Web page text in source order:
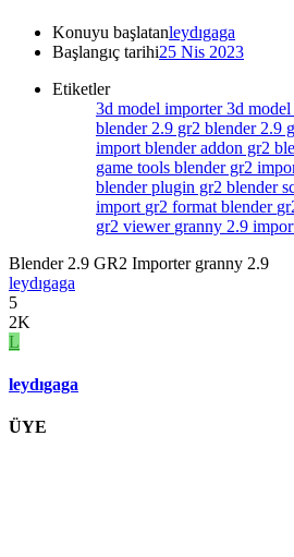
Konuyu başlatanleydıgaga
Başlangıç tarihi25 Nis 2023
Etiketler
3d model importer3d
blender 2.9 gr2 blender 2.9
import blender addon gr2
game tools blender gr2
blender plugin gr2 blender
import gr2 format blender
gr2 viewer granny 2.9
Blender 2.9 GR2 Importer granny 2.9
leydıgaga
5
2K
L
leydıgaga
ÜYE